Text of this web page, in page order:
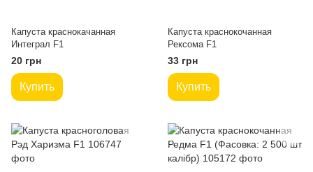
Капуста краснокачанная
Интеграл F1
20 грн
Купить
Капуста краснокочанная
Рексома F1
33 грн
Купить